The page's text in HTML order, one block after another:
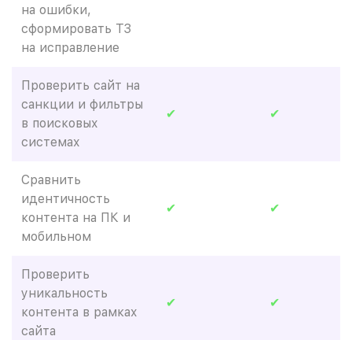
на ошибки,
сформировать ТЗ
на исправление
Проверить сайт на
санкции и фильтры
в поисковых
системах
✔ ✔
Сравнить
идентичность
контента на ПК и
мобильном
✔ ✔
Проверить
уникальность
контента в рамках
сайта
✔ ✔